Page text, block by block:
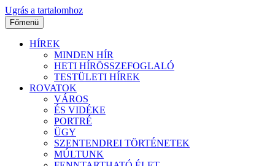
Ugrás a tartalomhoz
Főmenü
HÍREK
MINDEN HÍR
HETI HÍRÖSSZEFOGLALÓ
TESTÜLETI HÍREK
ROVATOK
VÁROS
ÉS VIDÉKE
PORTRÉ
ÜGY
SZENTENDREI TÖRTÉNETEK
MÚLTUNK